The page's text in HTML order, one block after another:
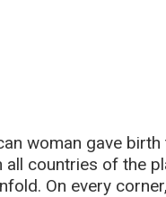
woman gave
all countries of the
On every